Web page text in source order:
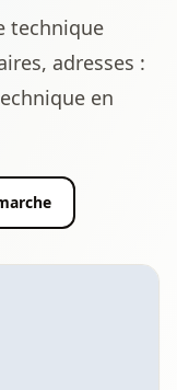
technique
adresses :
en